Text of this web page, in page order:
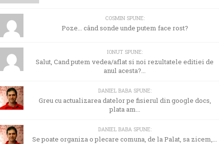
COSMIN SPUNE:
Poze... când sonde unde putem face rost?
IONUT SPUNE:
Salut, Cand putem vedea/aflat si noi rezultatele editiei de
anul acesta?...
DANIEL BABA SPUNE:
Greu cu actualizarea datelor pe fisierul din google docs,
plata am...
DANIEL BABA SPUNE:
Se poate organiza o plecare comuna, de la Palat, sa zicem,...